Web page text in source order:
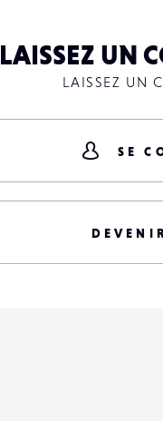
LAISSEZ UN
LAISSEZ UN
SE